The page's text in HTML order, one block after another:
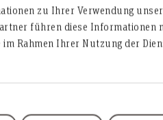
zu Ihrer Verwendung
führen diese Informationen
Rahmen Ihrer Nutzung der
ausschließlich